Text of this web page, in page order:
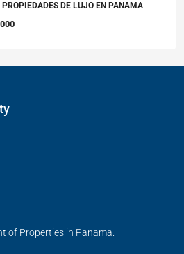
PROPIEDADES DE LUJO EN PANAMA
of Properties in Panama.